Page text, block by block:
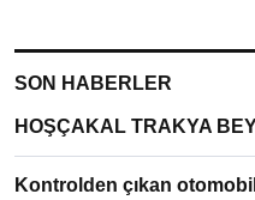
SON HABERLER
HOŞÇAKAL TRAKYA
Kontrolden çıkan